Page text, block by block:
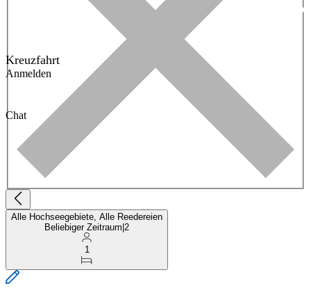
Kreuzfahrt
Anmelden
Chat
Alle Hochseegebiete, Alle Reedereien
Beliebiger Zeitraum 2
1